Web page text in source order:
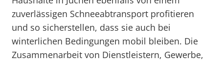
zuverlässigen Schneeabtransport profitieren
und so sicherstellen, dass sie auch bei
winterlichen Bedingungen mobil bleiben. Die
Zusammenarbeit von Dienstleistern, Gewerbe,